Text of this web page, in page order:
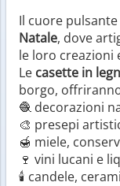
Il cuore
Natale, dove
le loro creazioni
Le casette in
borgo,
🧶 decorazioni
🎨 presepi
🍯 miele,
🍷 vini lucani e
🕯️ candele,